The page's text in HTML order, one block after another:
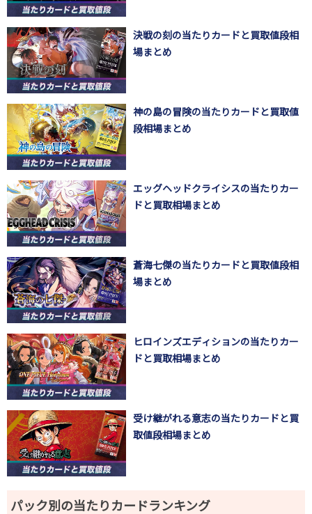
決戦の刻の当たりカードと買取値段相
場まとめ
神の島の冒険の当たりカードと買取値
段相場まとめ
エッグヘッドクライシスの当たりカー
ドと買取相場まとめ
蒼海七傑の当たりカードと買取値段相
場まとめ
ヒロインズエディションの当たりカー
ドと買取相場まとめ
受け継がれる意志の当たりカードと買
取値段相場まとめ
パック別の当たりカードランキング